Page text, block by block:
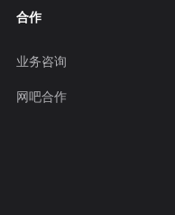
合作
业务咨询
网吧合作